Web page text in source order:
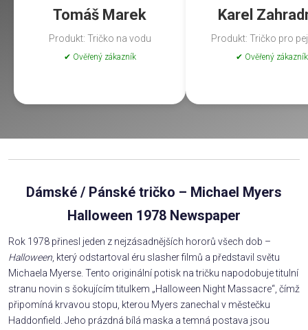
Tomáš Marek
Produkt: Tričko na vodu
✔ Ověřený zákazník
Karel
Produkt: Tričko pro
✔ Ověřený zákazník
Dámské / Pánské tričko – Michael Myers
Halloween 1978 Newspaper
Rok 1978 přinesl jeden z nejzásadnějších hororů všech dob –
Halloween, který odstartoval éru slasher filmů a představil světu
Michaela Myerse. Tento originální potisk na tričku napodobuje titulní
stranu novin s šokujícím titulkem „Halloween Night Massacre“, čímž
připomíná krvavou stopu, kterou Myers zanechal v městečku
Haddonfield. Jeho prázdná bílá maska a temná postava jsou